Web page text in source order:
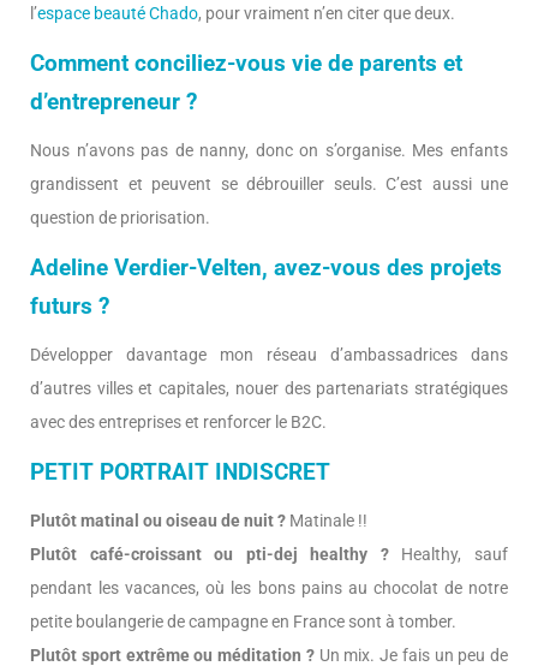
l’espace beauté Chado, pour vraiment n’en citer que deux.
Comment conciliez-vous vie de parents et
d’entrepreneur ?
Nous n’avons pas de nanny, donc on s’organise. Mes enfants
grandissent et peuvent se débrouiller seuls. C’est aussi une
question de priorisation.
Adeline Verdier-Velten, avez-vous des projets
futurs ?
Développer davantage mon réseau d’ambassadrices dans
d’autres villes et capitales, nouer des partenariats stratégiques
avec des entreprises et renforcer le B2C.
PETIT PORTRAIT INDISCRET
Plutôt matinal ou oiseau de nuit ? Matinale !!
Plutôt café-croissant ou pti-dej healthy ? Healthy, sauf
pendant les vacances, où les bons pains au chocolat de notre
petite boulangerie de campagne en France sont à tomber.
Plutôt sport extrême ou méditation ? Un mix. Je fais un peu de